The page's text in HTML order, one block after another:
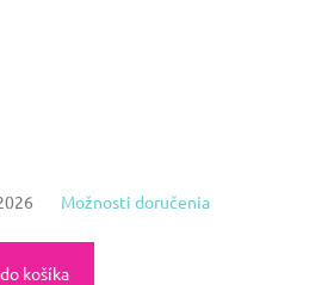
Možnosti doručenia
košíka